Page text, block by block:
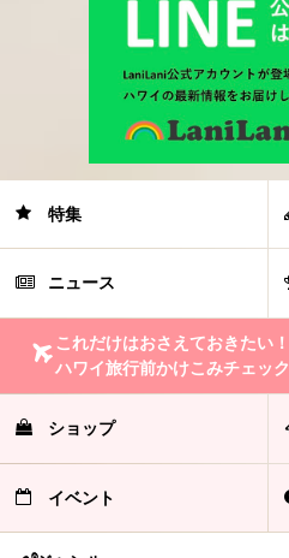
特集
ニュース
これだけはおさえておきたい！
ハワイ旅行前かけこみチェック
ショップ
イベント